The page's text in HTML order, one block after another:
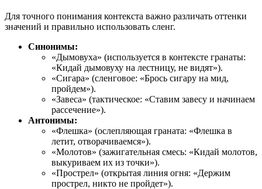
Для точного понимания контекста важно различать оттенки
значений и правильно использовать сленг.
Синонимы:
«Дымовуха» (используется в контексте гранаты:
«Кидай дымовуху на лестницу, не видят»).
«Сигара» (сленговое: «Брось сигару на мид,
пройдем»).
«Завеса» (тактическое: «Ставим завесу и начинаем
рассечение»).
Антонимы:
«Флешка» (ослепляющая граната: «Флешка в
летит, отворачиваемся»).
«Молотов» (зажигательная смесь: «Кидай молотов,
выкуриваем их из точки»).
«Прострел» (открытая линия огня: «Держим
прострел, никто не пройдет»).